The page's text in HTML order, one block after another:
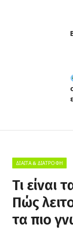
ΔΊΑΙΤΑ & ΔΙΑΤΡΟΦΉ
Τι είναι
Πώς
τα πιο